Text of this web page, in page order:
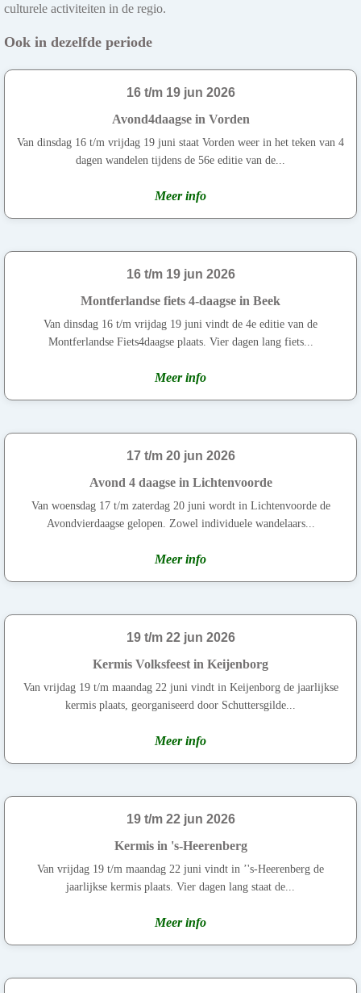
culturele activiteiten in de regio.
Ook in dezelfde periode
16 t/m 19 jun 2026
Avond4daagse in Vorden
Van dinsdag 16 t/m vrijdag 19 juni staat Vorden weer in het teken van 4
dagen wandelen tijdens de 56e editie van de...
Meer info
16 t/m 19 jun 2026
Montferlandse fiets 4-daagse in Beek
Van dinsdag 16 t/m vrijdag 19 juni vindt de 4e editie van de
Montferlandse Fiets4daagse plaats. Vier dagen lang fiets...
Meer info
17 t/m 20 jun 2026
Avond 4 daagse in Lichtenvoorde
Van woensdag 17 t/m zaterdag 20 juni wordt in Lichtenvoorde de
Avondvierdaagse gelopen. Zowel individuele wandelaars...
Meer info
19 t/m 22 jun 2026
Kermis Volksfeest in Keijenborg
Van vrijdag 19 t/m maandag 22 juni vindt in Keijenborg de jaarlijkse
kermis plaats, georganiseerd door Schuttersgilde...
Meer info
19 t/m 22 jun 2026
Kermis in 's-Heerenberg
Van vrijdag 19 t/m maandag 22 juni vindt in ’'s-Heerenberg de
jaarlijkse kermis plaats. Vier dagen lang staat de...
Meer info